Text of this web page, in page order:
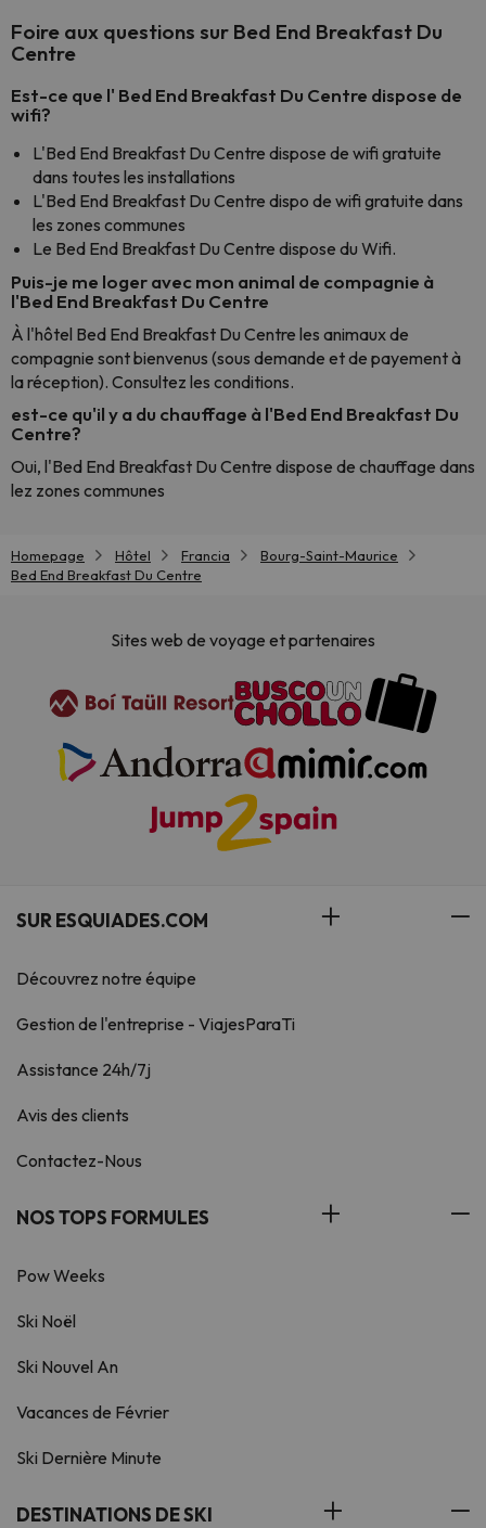
Foire aux questions sur Bed End Breakfast Du
Centre
Est-ce que l' Bed End Breakfast Du Centre dispose de
wifi?
L'Bed End Breakfast Du Centre dispose de wifi gratuite
dans toutes les installations
L'Bed End Breakfast Du Centre dispo de wifi gratuite dans
les zones communes
Le Bed End Breakfast Du Centre dispose du Wifi.
Puis-je me loger avec mon animal de compagnie à
l'Bed End Breakfast Du Centre
À l'hôtel Bed End Breakfast Du Centre les animaux de
compagnie sont bienvenus (sous demande et de payement à
la réception). Consultez les conditions.
est-ce qu'il y a du chauffage à l'Bed End Breakfast Du
Centre?
Oui, l'Bed End Breakfast Du Centre dispose de chauffage dans
lez zones communes
Homepage Hôtel Francia
Bourg-Saint-Maurice
Bed End Breakfast Du Centre
Sites web de voyage et partenaires
SUR ESQUIADES.COM
Découvrez notre équipe
Gestion de l'entreprise - ViajesParaTi
Assistance 24h/7j
Avis des clients
Contactez-Nous
NOS TOPS FORMULES
Pow Weeks
Ski Noël
Ski Nouvel An
Vacances de Février
Ski Dernière Minute
DESTINATIONS DE SKI